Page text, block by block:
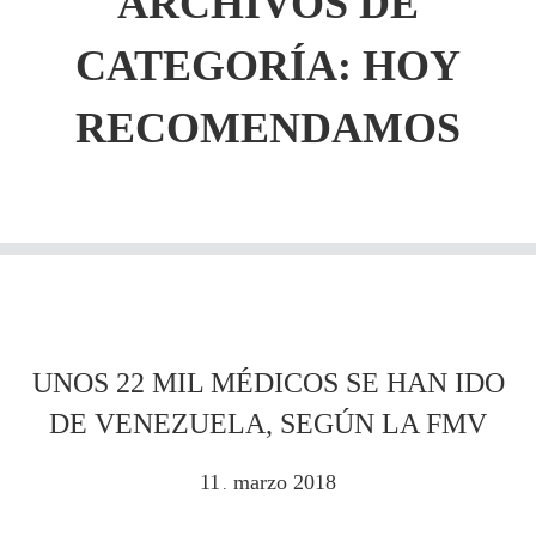
CATEGORÍA: HOY
RECOMENDAMOS
UNOS 22 MIL MÉDICOS SE HAN IDO
DE VENEZUELA, SEGÚN LA FMV
11 . marzo 2018